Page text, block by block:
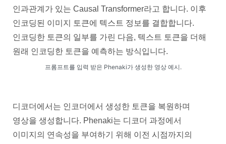
인과관계가 있는 Causal Transformer라고 합니다. 이후
인코딩된 이미지 토큰에 텍스트 정보를 결합합니다.
인코딩한 토큰의 일부를 가린 다음, 텍스트 토큰을 더해
원래 인코딩한 토큰을 예측하는 방식입니다.
프롬프트를 입력 받은 Phenaki가 생성한 영상 예시.
디코더에서는 인코더에서 생성한 토큰을 복원하며
영상을 생성합니다. Phenaki는 디코더 과정에서
이미지의 연속성을 부여하기 위해 이전 시점까지의